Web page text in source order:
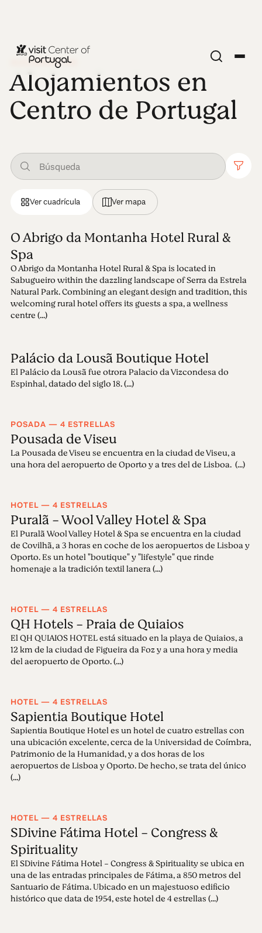
ALOJAMIENTOS
Alojamientos en
Centro de Portugal
Ver cuadrícula Ver mapa
O Abrigo da Montanha Hotel Rural &
Spa
O Abrigo da Montanha Hotel Rural & Spa is located in
Sabugueiro within the dazzling landscape of Serra da Estrela
Natural Park. Combining an elegant design and tradition, this
welcoming rural hotel offers its guests a spa, a wellness
centre (...)
Palácio da Lousã Boutique Hotel
El Palácio da Lousã fue otrora Palacio da Vizcondesa do
Espinhal, datado del siglo 18. (...)
POSADA — 4 ESTRELLAS
Pousada de Viseu
La Pousada de Viseu se encuentra en la ciudad de Viseu, a
una hora del aeropuerto de Oporto y a tres del de Lisboa. (...)
HOTEL — 4 ESTRELLAS
Puralã - Wool Valley Hotel & Spa
El Puralã Wool Valley Hotel & Spa se encuentra en la ciudad
de Covilhã, a 3 horas en coche de los aeropuertos de Lisboa y
Oporto. Es un hotel "boutique" y "lifestyle" que rinde
homenaje a la tradición textil lanera (...)
HOTEL — 4 ESTRELLAS
QH Hotels - Praia de Quiaios
El QH QUIAIOS HOTEL está situado en la playa de Quiaios, a
12 km de la ciudad de Figueira da Foz y a una hora y media
del aeropuerto de Oporto. (...)
HOTEL — 4 ESTRELLAS
Sapientia Boutique Hotel
Sapientia Boutique Hotel es un hotel de cuatro estrellas con
una ubicación excelente, cerca de la Universidad de Coímbra,
Patrimonio de la Humanidad, y a dos horas de los
aeropuertos de Lisboa y Oporto. De hecho, se trata del único
(...)
HOTEL — 4 ESTRELLAS
SDivine Fátima Hotel - Congress &
Spirituality
El SDivine Fátima Hotel - Congress & Spirituality se ubica en
una de las entradas principales de Fátima, a 850 metros del
Santuario de Fátima. Ubicado en un majestuoso edificio
histórico que data de 1954, este hotel de 4 estrellas (...)